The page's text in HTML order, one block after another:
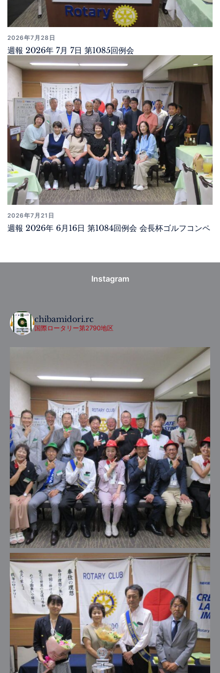
2026年7月28日
週報 2026年 7月 7日 第1085回例会
2026年7月21日
週報 2026年 6月16日 第1084回例会 会長杯ゴルフコンペ
Instagram
chibamidori.rc
国際ロータリー第2790地区